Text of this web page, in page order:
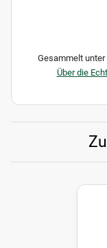
Gesammelt
Über die